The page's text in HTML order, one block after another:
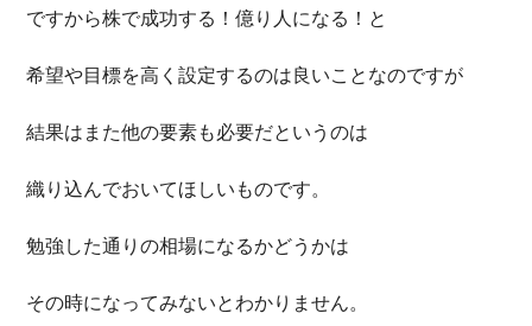
ですから株で成功する！億り人になる！と
希望や目標を高く設定するのは良いことなのですが
結果はまた他の要素も必要だというのは
織り込んでおいてほしいものです。
勉強した通りの相場になるかどうかは
その時になってみないとわかりません。